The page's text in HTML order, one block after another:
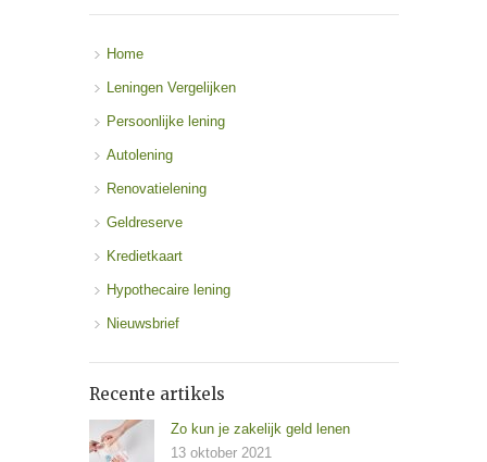
Home
Leningen Vergelijken
Persoonlijke lening
Autolening
Renovatielening
Geldreserve
Kredietkaart
Hypothecaire lening
Nieuwsbrief
Recente artikels
Zo kun je zakelijk geld lenen
13 oktober 2021